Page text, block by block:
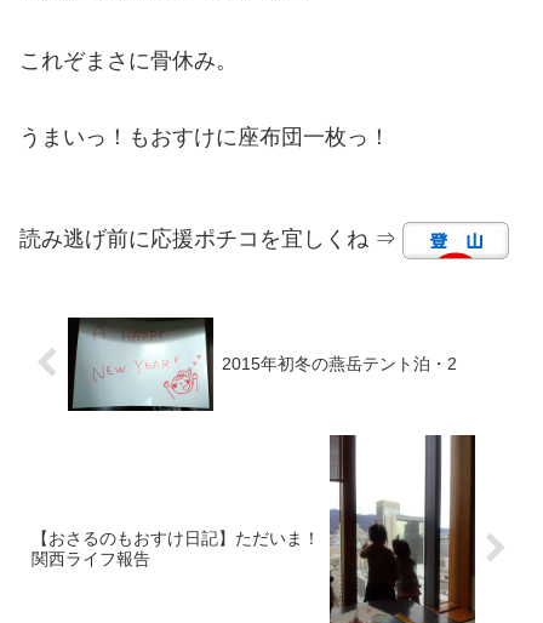
これぞまさに骨休み。
うまいっ！もおすけに座布団一枚っ！
読み逃げ前に応援ポチコを宜しくね ⇒
2015年初冬の燕岳テント泊・2
【おさるのもおすけ日記】ただいま！
関西ライフ報告